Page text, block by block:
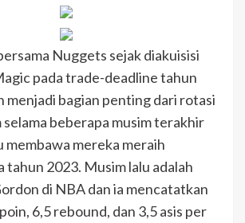
Nuggets sejak diakuisisi
pada trade-deadline tahun
menjadi bagian penting dari rotasi
beberapa musim terakhir
membawa mereka meraih
tahun 2023. Musim lalu adalah
di NBA dan ia mencatatkan
6,5 rebound, dan 3,5 asis per